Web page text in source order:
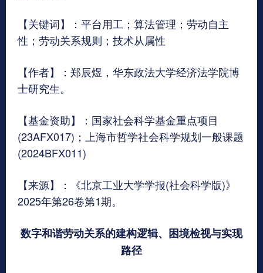
【关键词】：平台用工；算法管理；劳动自主
性；劳动关系规则；技术从属性
【作者】：郑辰煜，华东政法大学经济法学院博
士研究生。
【基金资助】：国家社会科学基金重点项目
(23AFX017)；上海市哲学社会科学规划一般课题
(2024BFX011)
【来源】：《北京工业大学学报(社会科学版)》
2025年第26卷第1期。
数字和谐劳动关系的建构逻辑、困境检视与实现
路径